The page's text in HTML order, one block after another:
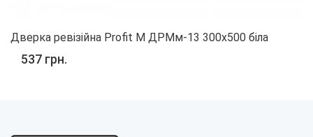
Дверка ревізійна Profit M ДРМм-13 300х500 біла
537 грн.